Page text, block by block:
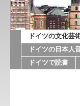
ドイツの文化芸
ドイツの日本人
ドイツで読書